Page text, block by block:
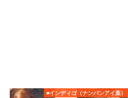
■インディゴ（ナンバンアイ葉）